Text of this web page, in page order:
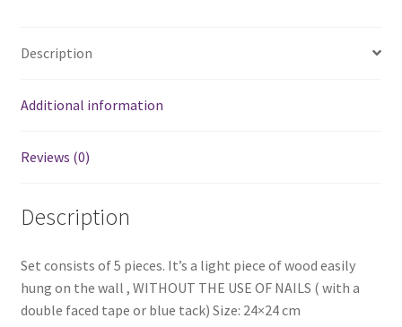
تابلوهات
كوفي
quantity
Description
Additional information
Reviews (0)
Description
Set consists of 5 pieces. It’s a light piece of wood easily
hung on the wall , WITHOUT THE USE OF NAILS ( with a
double faced tape or blue tack) Size: 24×24 cm